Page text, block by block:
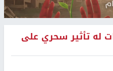
له تأثير سحري على